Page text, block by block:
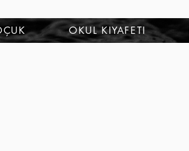
OKUL KIYAFETI